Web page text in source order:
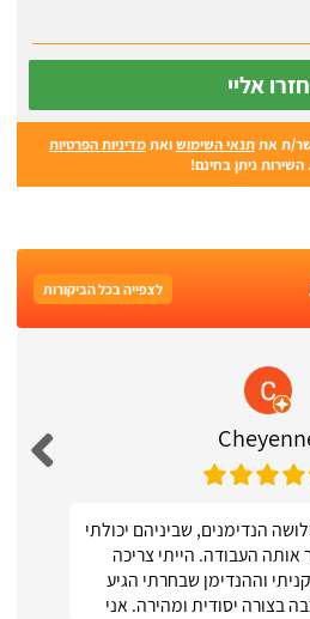
חזרו אליי
ת אתתנאי השימושואתמדיניות הפרטיות
ניתן בחינם!
לצפייה בכל הביקורות
הנדימנים, שביניהם יכולתי
אותה העבודה. הייתי צריכה
וההנדימן שבחרתי הגיע
בצורה יסודית ומהירה. אני